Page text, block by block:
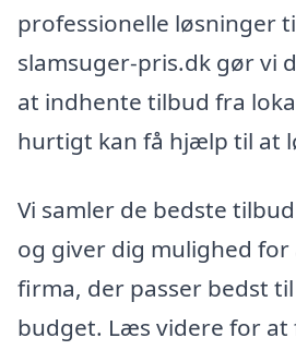
professionelle løsninger
slamsuger-pris.dk gør vi
at indhente tilbud fra
hurtigt kan få hjælp til at
Vi samler de bedste
og giver dig mulighed
firma, der passer bedst
budget. Læs videre for at